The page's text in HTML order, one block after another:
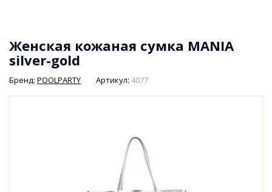
Женская кожаная сумка MANIA
silver-gold
Бренд: POOLPARTY Артикул: 4077